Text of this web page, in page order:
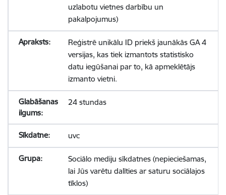
uzlabotu vietnes darbību un
pakalpojumus)
Reģistrē unikālu ID priekš jaunākās GA 4
versijas, kas tiek izmantots statistisko
datu iegūšanai par to, kā apmeklētājs
izmanto vietni.
24 stundas
uvc
Sociālo mediju sīkdatnes (nepieciešamas,
lai Jūs varētu dalīties ar saturu sociālajos
tīklos)